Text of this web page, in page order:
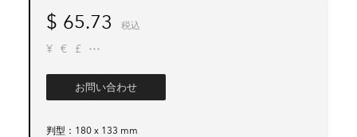
$ 65.73 税込
¥ € £
お問い合わせ
判型
180 x 133 mm